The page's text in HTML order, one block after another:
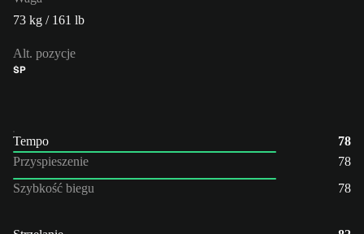
73 kg / 161 lb
Alt. pozycje
ŚP
Tempo
78
Przyspieszenie
78
Szybkość biegu
78